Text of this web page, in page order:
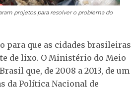
projetos para resolver o problema do
para que as cidades brasileiras
de lixo. O Ministério do Meio
que, de 2008 a 2013, de um
da Política Nacional de